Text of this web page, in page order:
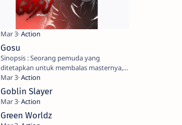
Gosu
Sinopsis : Seorang pemuda yang
ditetapkan untuk membalas masternya,
seorang seniman bela diri kuat sekali
yang dikhianati oleh anak buahn…
Goblin Slayer
Green Worldz